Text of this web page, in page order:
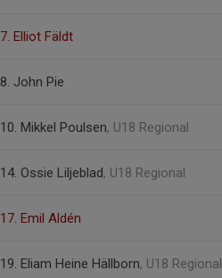
7. Elliot Fäldt
8. John Pie
10. Mikkel Poulsen, U18 Regional
14. Ossie Liljeblad, U18 Regional
17. Emil Aldén
19. Eliam Heine Hällborn, U18 Regional